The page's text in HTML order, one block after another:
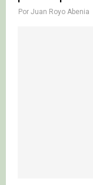
Por Juan Royo Abenia